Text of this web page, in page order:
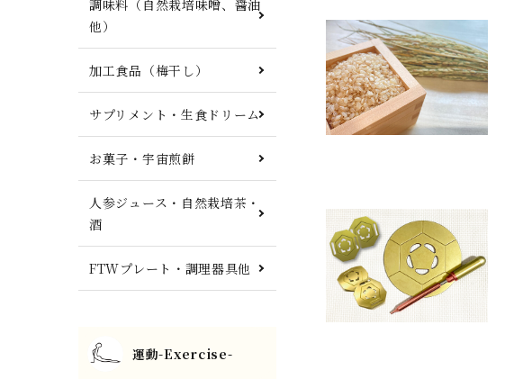
調味料（自然栽培味噌、醤油
他）
加工食品（梅干し）
サプリメント・生食ドリーム
お菓子・宇宙煎餅
人参ジュース・自然栽培茶・
酒
FTWプレート・調理器具他
運動-Exercise-